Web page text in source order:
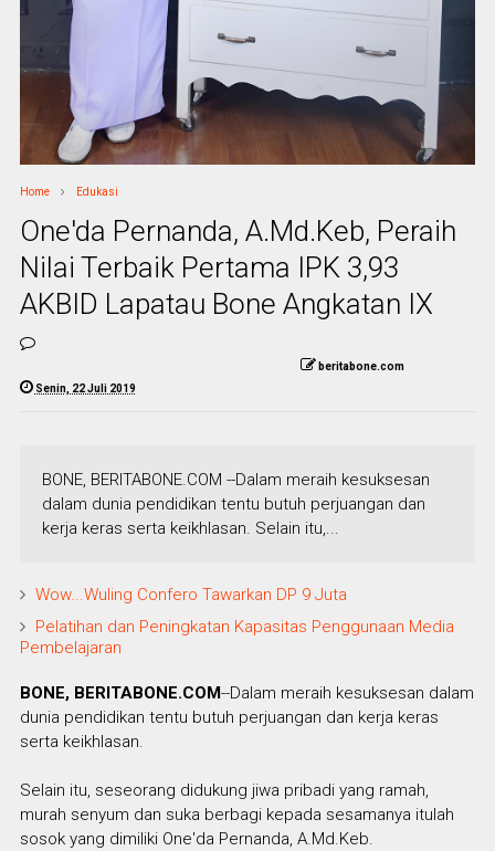
Home Edukasi
One'da Pernanda, A.Md.Keb, Peraih
Nilai Terbaik Pertama IPK 3,93
AKBID Lapatau Bone Angkatan IX
beritabone.com
Senin, 22 Juli 2019
BONE, BERITABONE.COM --Dalam meraih kesuksesan
dalam dunia pendidikan tentu butuh perjuangan dan
kerja keras serta keikhlasan. Selain itu,...
Wow...Wuling Confero Tawarkan DP 9 Juta
Pelatihan dan Peningkatan Kapasitas Penggunaan Media
Pembelajaran
BONE, BERITABONE.COM--Dalam meraih kesuksesan dalam
dunia pendidikan tentu butuh perjuangan dan kerja keras
serta keikhlasan.
Selain itu, seseorang didukung jiwa pribadi yang ramah,
murah senyum dan suka berbagi kepada sesamanya itulah
sosok yang dimiliki One'da Pernanda, A.Md.Keb.